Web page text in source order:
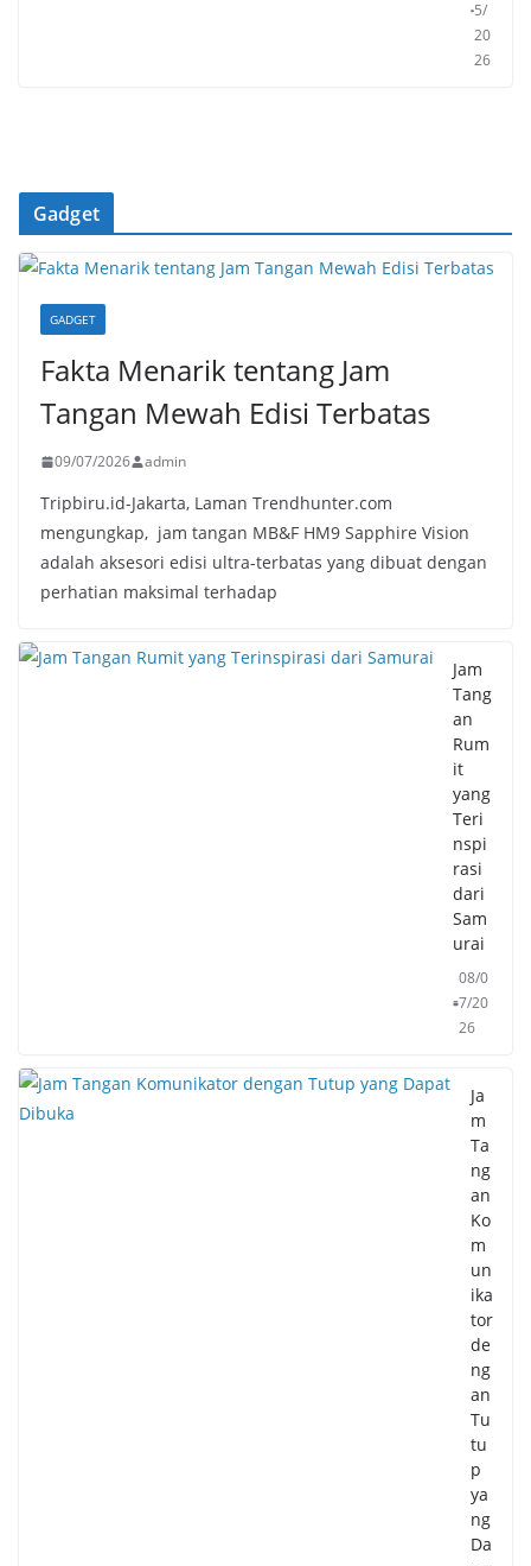
5/
20
26
Gadget
GADGET
Fakta Menarik tentang Jam
Tangan Mewah Edisi Terbatas
09/07/2026 admin
Tripbiru.id-Jakarta, Laman Trendhunter.com
mengungkap, jam tangan MB&F HM9 Sapphire Vision
adalah aksesori edisi ultra-terbatas yang dibuat dengan
perhatian maksimal terhadap
Jam
Tang
an
Rum
it
yang
Teri
nspi
rasi
dari
Sam
urai
08/0
7/20
26
Ja
m
Ta
ng
an
Ko
m
un
ika
tor
de
ng
an
Tu
tu
p
ya
ng
Da